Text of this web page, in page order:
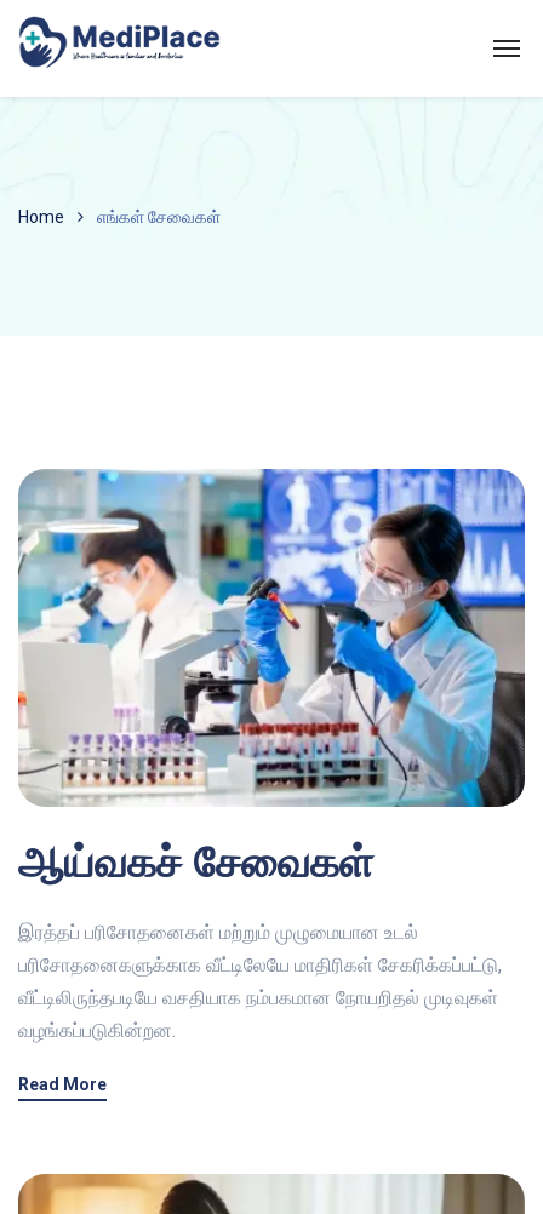
Home எங்கள் சேவைகள்
ஆய்வகச் சேவைகள்
இரத்தப் பரிசோதனைகள் மற்றும் முழுமையான உடல்
பரிசோதனைகளுக்காக வீட்டிலேயே மாதிரிகள் சேகரிக்கப்பட்டு,
வீட்டிலிருந்தபடியே வசதியாக நம்பகமான நோயறிதல் முடிவுகள்
வழங்கப்படுகின்றன.
Read More